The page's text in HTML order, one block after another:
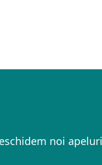
noi